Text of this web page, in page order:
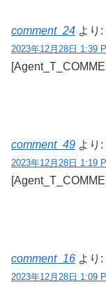
comment_24 より:
2023年12月28日 1:39
comment_49 より:
2023年12月28日 1:19
comment_16 より:
2023年12月28日 1:09